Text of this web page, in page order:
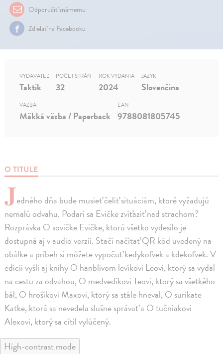
Odporučiť známemu
Zdielať na Facebooku
O TITULE
Jedného dňa bude musieť čeliť situáciám, ktoré vyžadujú
nemalú odvahu. Podarí sa Evičke zvíťaziť nad strachom?
Rozprávka O sovičke Evičke, ktorú všetko vydesilo je
dostupná aj v audio verzii. Stačí načítať QR kód uvedený na
obálke a príbeh si môžete vypočuť kedykoľvek a kdekoľvek. V
edícii vyšli aj knihy O hanblivom levíkovi Leovi, ktorý sa vydal
na cestu za odvahou, O medvedíkovi Teovi, ktorý sa všetkého
bál, O hrošíkovi Maxovi, ktorý sa stále hneval, O surikate
Katke, ktorá sa nevedela slušne správať a O tučniakovi
Alexovi, ktorý sa cítil vylúčený.
VYDAVATEĽ
Taktik
POČET STRÁN
32
ROK VYDANIA
2024
JAZYK
Slovenčina
VÄZBA
Mäkká väzba / Paperback
EAN
9788081805745
High-contrast mode